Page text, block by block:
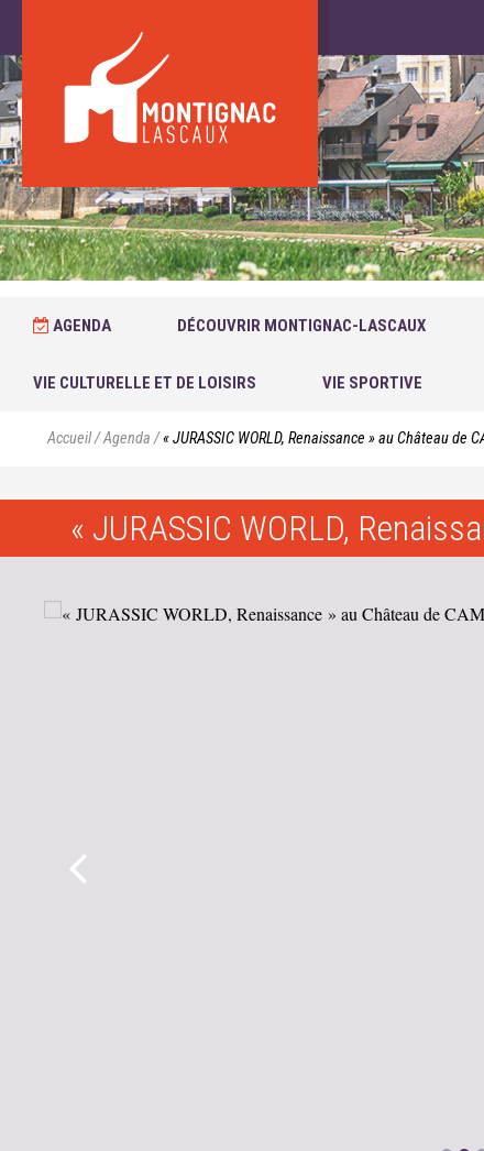
AGENDA DÉCOUVRIR MONTIGNAC-LASCAUX
VIE CULTURELLE ET DE LOISIRS VIE SPORTIVE
Accueil/Agenda /« JURASSIC WORLD, Renaissance » au Château de
« JURASSIC WORLD,